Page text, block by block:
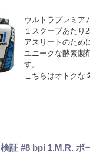
ウルトラプレミア
１スクープあたり
アスリートのため
ユニークな酵素製
す。
こちらはオトクな
証 #8 bpi 1.M.R. ボ